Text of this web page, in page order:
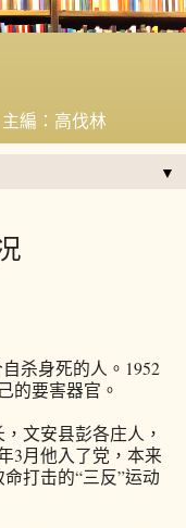
編：高伐林
▼
杀身死的人。1952
的要害器官。
文安县彭各庄人，
3月他入了党，本来
打击的“三反”运动